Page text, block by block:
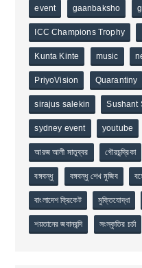
event gaanbaksho
ICC Champions Trophy
Kunta Kinte music
PriyoVision Quarantiny
sirajus salekin Sushant
sydney event youtube
আরজ আলী মাতুব্বর গৌরচন্দ্রিকা
বঙ্গবন্ধু বঙ্গবন্ধু শেখ মুজিব
বাংলাদেশ ক্রিকেট মুক্তিযোদ্ধা
শয়তানের জবানবন্দি সংস্কৃতির চর্চা